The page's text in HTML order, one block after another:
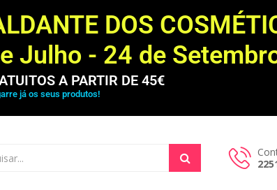
DOS
Julho - 24 de
A PARTIR DE 45€
já os seus produtos!